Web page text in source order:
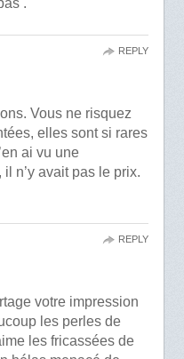
.
Vous ne risquez
elles sont si rares
ai vu une
n’y avait pas le prix.
REPLY
votre impression
les perles de
les fricassées de
REPLY